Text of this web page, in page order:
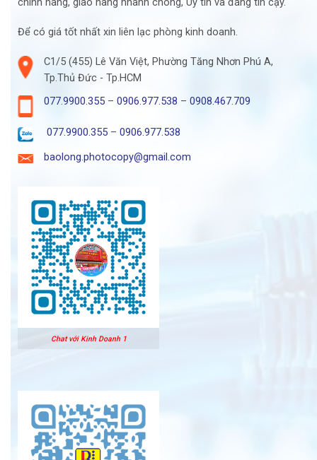
chính hãng, giao hàng nhanh chóng, Uy tín và đáng tin cậy.
Để có giá tốt nhất xin liên lạc phòng kinh doanh.
C1/5 (455) Lê Văn Việt, Phường Tăng Nhơn Phú A,
Tp.Thủ Đức - Tp.HCM
077.9900.355– 0906.977.538 – 0908.467.709
077.9900.355– 0906.977.538
baolong.photocopy@gmail.com
Chat với Kinh Doanh 1